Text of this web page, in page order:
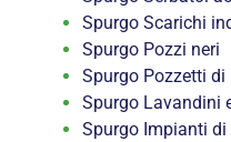
Spurgo Scarichi
Spurgo Pozzi neri
Spurgo Pozzetti di
Spurgo Lavandini
Spurgo Impianti